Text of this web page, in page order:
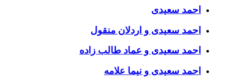
احمد سعیدی
احمد سعیدی و اردلان منقول
احمد سعیدی و عماد طالب زاده
احمد سعیدی و نیما علامه